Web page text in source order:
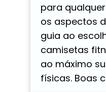
para
os aspectos
guia ao
camisetas
ao máximo
físicas. Boas